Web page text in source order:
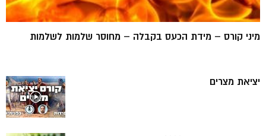
מיני קורס – מידת הכעס בקבלה – מחוסר שלמות לשלמות
יציאת מצרים